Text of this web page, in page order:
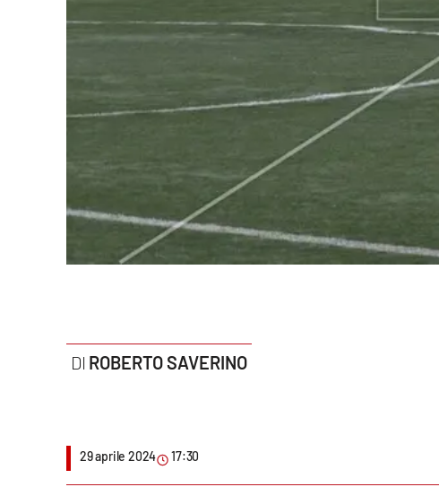
Parchi Marini Calabria
Imprese Di Calabria
ROBERTO SAVERINO
29 aprile 2024 17:30